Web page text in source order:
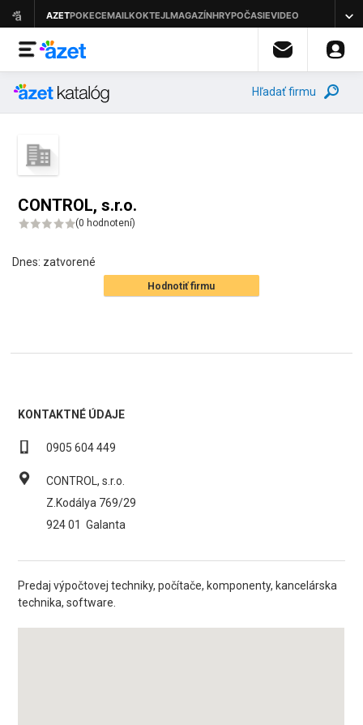
Hľadať firmu
CONTROL, s.r.o.
(0 hodnotení)
Dnes: zatvorené
Hodnotiť firmu
KONTAKTNÉ ÚDAJE
0905 604 449
CONTROL, s.r.o.
Z.Kodálya 769/29
924 01 Galanta
Predaj výpočtovej techniky, počítače, komponenty, kancelárska
technika, software.